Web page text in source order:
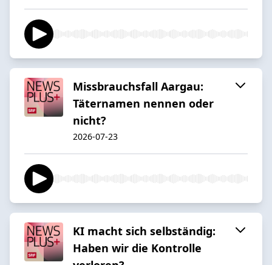
Missbrauchsfall Aargau:
Täternamen nennen oder
nicht?
2026-07-23
KI macht sich selbständig:
Haben wir die Kontrolle